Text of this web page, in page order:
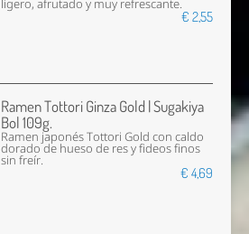
ligero, afrutado y muy refrescante.
€ 2,55
Ramen Tottori Ginza Gold | Sugakiya
Bol 109g.
Ramen japonés Tottori Gold con caldo
dorado de hueso de res y fideos finos
sin freír.
€ 4,69